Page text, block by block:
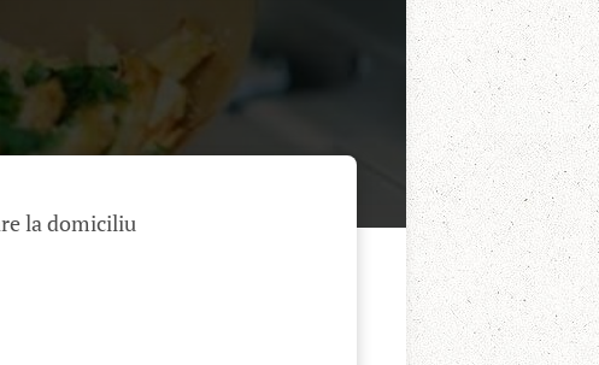
la domiciliu